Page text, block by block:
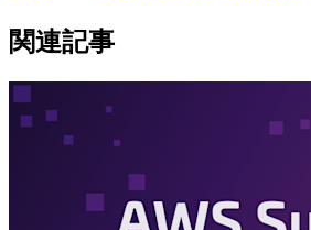
関連記事